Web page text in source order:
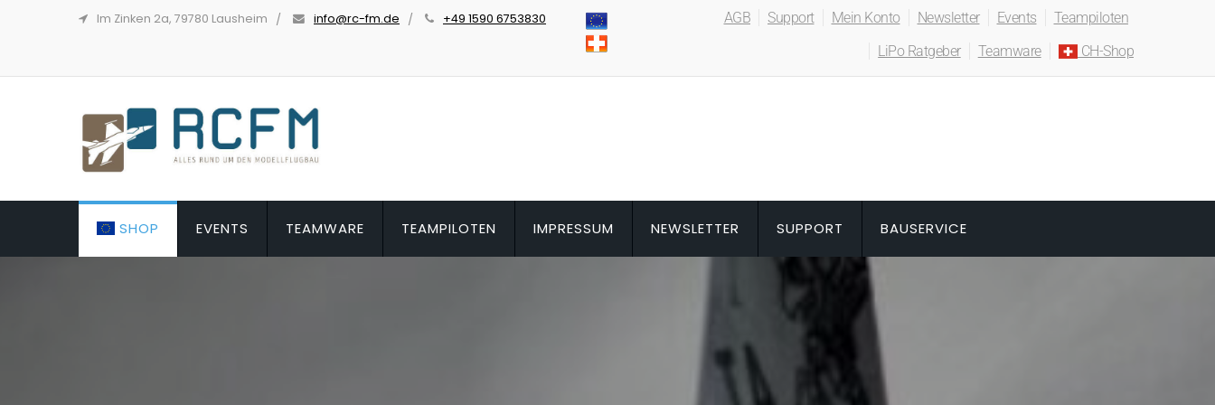
Im Zinken 2a, 79780 Lausheim info@rc-fm.de +49 1590 6753830 AGB Support Mein Konto Newsletter Events
Teampiloten
LiPo Ratgeber
Teamware CH-Shop
SHOP EVENTS TEAMWARE TEAMPILOTEN IMPRESSUM NEWSLETTER SUPPORT BAUSERVICE